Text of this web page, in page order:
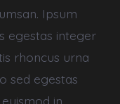
Ipsum
egestas integer
rhoncus urna
sed egestas
in